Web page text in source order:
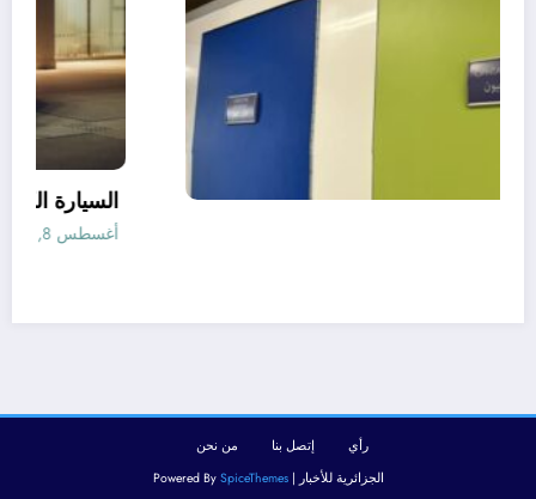
رأي إتصل بنا
من نحن
الجزائرية للأخبار | Powered BySpiceThemes